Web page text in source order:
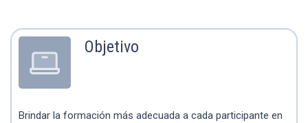
Objetivo
Brindar la formación más adecuada a cada participante en